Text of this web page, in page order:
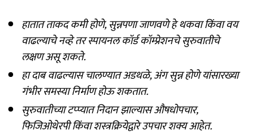
हातात ताकद कमी होणे, सुन्नपणा जाणवणे हे थकवा किंवा वय
वाढल्याचे नव्हे तर स्पायनल कॉर्ड कॉम्प्रेशनचे सुरुवातीचे
लक्षण असू शकते.
हा दाब वाढल्यास चालण्यात अडथळे, अंग सुन्न होणे यांसारख्या
गंभीर समस्या निर्माण होऊ शकतात.
सुरुवातीच्या टप्प्यात निदान झाल्यास औषधोपचार,
फिजिओथेरपी किंवा शस्त्रक्रियेद्वारे उपचार शक्य आहेत.